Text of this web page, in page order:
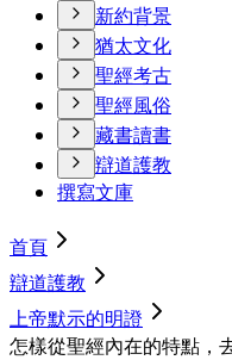
新約背景
猶太文化
聖經考古
聖經風俗
藏書讀書
辯道護教
撰寫文庫
首頁
辯道護教
上帝默示的明證
怎樣從聖經內在的特點，